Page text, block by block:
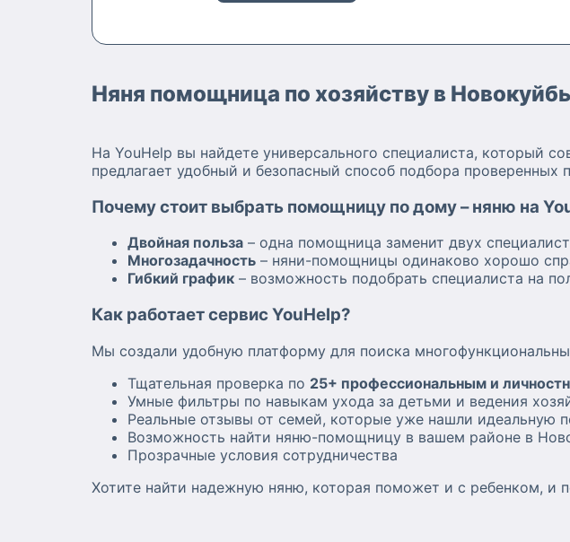
Няня помощница по хозяйству в
На YouHelp вы найдете универсального специалиста, который
предлагает удобный и безопасный способ подбора
Почему стоит выбрать помощницу по дому – няню на
Двойная польза – одна помощница заменит двух
Многозадачность – няни-помощницы одинаково хорошо
Гибкий график – возможность подобрать специалиста на
Как работает сервис YouHelp?
Мы создали удобную платформу для поиска
Тщательная проверка по 25+ профессиональным и
Умные фильтры по навыкам ухода за детьми и ведения
Реальные отзывы от семей, которые уже нашли идеальную
Возможность найти няню-помощницу в вашем районе в
Прозрачные условия сотрудничества
Хотите найти надежную няню, которая поможет и с ребенком, и